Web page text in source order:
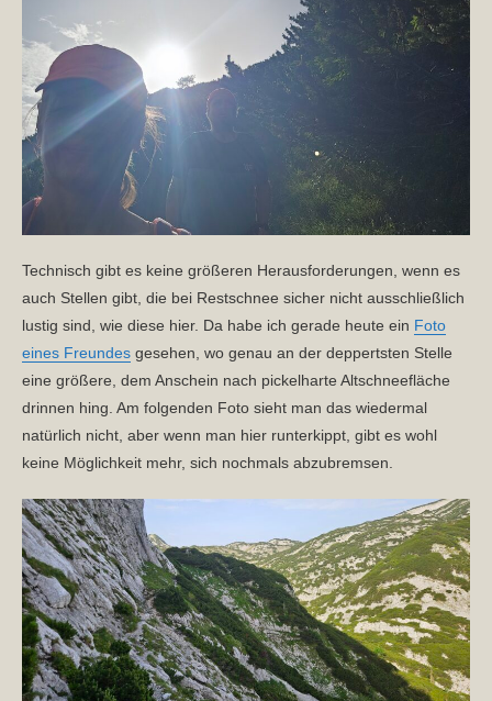
Technisch gibt es keine größeren Herausforderungen, wenn es
auch Stellen gibt, die bei Restschnee sicher nicht ausschließlich
lustig sind, wie diese hier. Da habe ich gerade heute ein Foto
eines Freundes gesehen, wo genau an der deppertsten Stelle
eine größere, dem Anschein nach pickelharte Altschneefläche
drinnen hing. Am folgenden Foto sieht man das wiedermal
natürlich nicht, aber wenn man hier runterkippt, gibt es wohl
keine Möglichkeit mehr, sich nochmals abzubremsen.